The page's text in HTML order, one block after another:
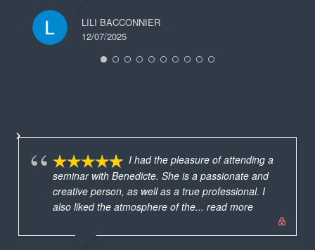
LILI BACCONNIER
12/07/2025
I had the pleasure of attending a
seminar with Benedicte. She is a passionate and
creative person, as well as a true professional. I
also liked the atmosphere of the... read more